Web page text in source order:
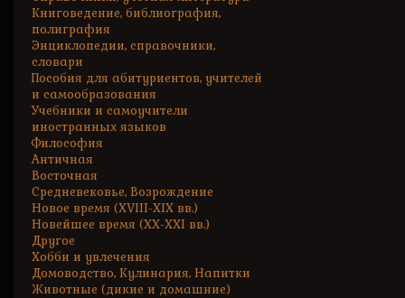
Книговедение, библиография,
полиграфия
Энциклопедии, справочники,
словари
Пособия для абитуриентов, учителей
и самообразования
Учебники и самоучители
иностранных языков
Философия
Античная
Восточная
Средневековье, Возрождение
Новое время (XVIII-XIX вв.)
Новейшее время (XX-XXI вв.)
Другое
Хобби и увлечения
Домоводство, Кулинария, Напитки
Животные (дикие и домашние)